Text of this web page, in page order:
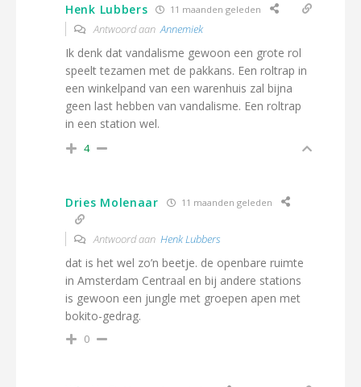
Henk Lubbers 11 maanden geleden
Antwoord aanAnnemiek
Ik denk dat vandalisme gewoon een grote rol
speelt tezamen met de pakkans. Een roltrap in
een winkelpand van een warenhuis zal bijna
geen last hebben van vandalisme. Een roltrap
in een station wel.
4
Dries Molenaar 11 maanden geleden
Antwoord aan Henk Lubbers
dat is het wel zo’n beetje. de openbare ruimte
in Amsterdam Centraal en bij andere stations
is gewoon een jungle met groepen apen met
bokito-gedrag.
0